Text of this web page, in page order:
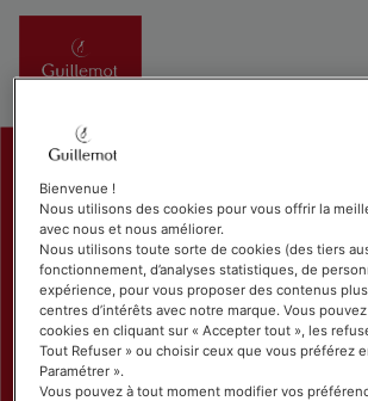
Bienvenue !
Nous utilisons des cookies pour vous offrir la
avec nous et nous améliorer.
Nous utilisons toute sorte de cookies (des tiers
fonctionnement, d’analyses statistiques, de
expérience, pour vous proposer des contenus
centres d’intérêts avec notre marque. Vous
cookies en cliquant sur « Accepter tout », les
Tout Refuser » ou choisir ceux que vous préférez
Paramétrer ».
Vous pouvez à tout moment modifier vos